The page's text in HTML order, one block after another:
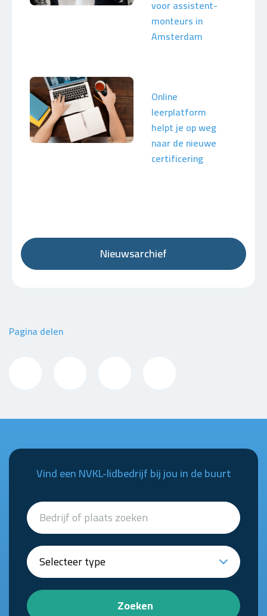
voor assistent-
monteurs in
Amsterdam
Online
leerplatform
helpt je op weg
naar de nieuwe
certificering
Nieuwsarchief
Pagina delen
Vind een NVKL-lidbedrijf bij jou in de buurt
Zoeken